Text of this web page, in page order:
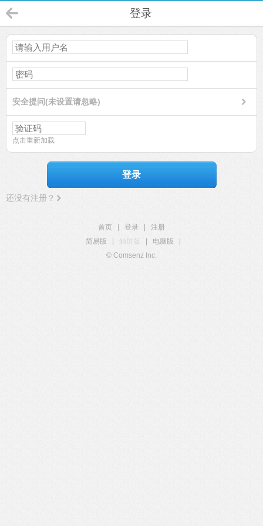
登录
安全提问(未设置请忽略)
点击重新加载
登录
还没有注册？
首页 登录
注册
简易版
触屏版 电脑版
© Comsenz Inc.